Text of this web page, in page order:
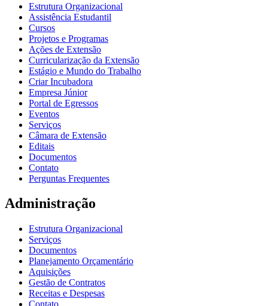
Estrutura Organizacional
Assistência Estudantil
Cursos
Projetos e Programas
Ações de Extensão
Curricularização da Extensão
Estágio e Mundo do Trabalho
Criar Incubadora
Empresa Júnior
Portal de Egressos
Eventos
Serviços
Câmara de Extensão
Editais
Documentos
Contato
Perguntas Frequentes
Administração
Estrutura Organizacional
Serviços
Documentos
Planejamento Orçamentário
Aquisições
Gestão de Contratos
Receitas e Despesas